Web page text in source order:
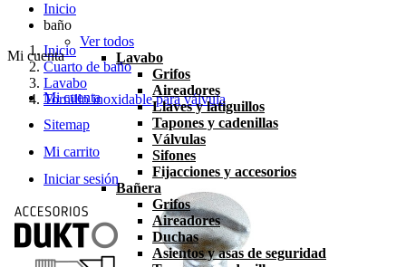
Mi cuenta
Mi cuenta
Sitemap
Mi carrito
Iniciar sesión
Inicio
baño
Ver todos
Lavabo
Grifos
Aireadores
Llaves y latiguillos
Tapones y cadenillas
Válvulas
Sifones
Fijacciones y accesorios
Bañera
Grifos
Aireadores
Duchas
Asientos y asas de seguridad
Inicio
Cuarto de baño
Lavabo
Tornillo inoxidable para válvula